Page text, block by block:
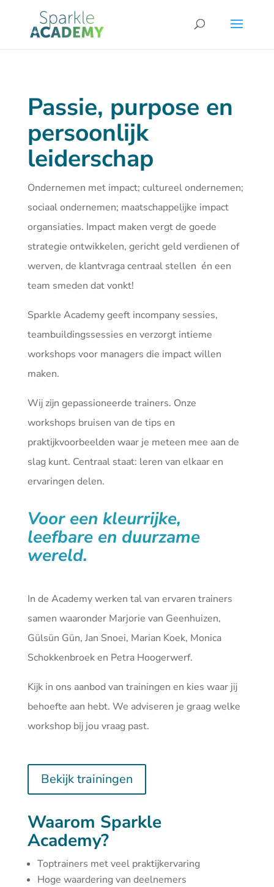
Passie, purpose en
persoonlijk
leiderschap
Ondernemen met impact; cultureel ondernemen;
sociaal ondernemen; maatschappelijke impact
organsiaties. Impact maken vergt de goede
strategie ontwikkelen, gericht geld verdienen of
werven, de klantvraga centraal stellen én een
team smeden dat vonkt!
Sparkle Academy geeft incompany sessies,
teambuildingssessies en verzorgt intieme
workshops voor managers die impact willen
maken.
Wij zijn gepassioneerde trainers. Onze
workshops bruisen van de tips en
praktijkvoorbeelden waar je meteen mee aan de
slag kunt. Centraal staat: leren van elkaar en
ervaringen delen.
Voor een kleurrijke,
leefbare en duurzame
wereld.
In de Academy werken tal van ervaren trainers
samen waaronder Marjorie van Geenhuizen,
Gülsün Gün, Jan Snoei, Marian Koek, Monica
Schokkenbroek en Petra Hoogerwerf.
Kijk in ons aanbod van trainingen en kies waar jij
behoefte aan hebt. We adviseren je graag welke
workshop bij jou vraag past.
Bekijk trainingen
Waarom Sparkle
Academy?
Toptrainers met veel praktijkervaring
Hoge waardering van deelnemers